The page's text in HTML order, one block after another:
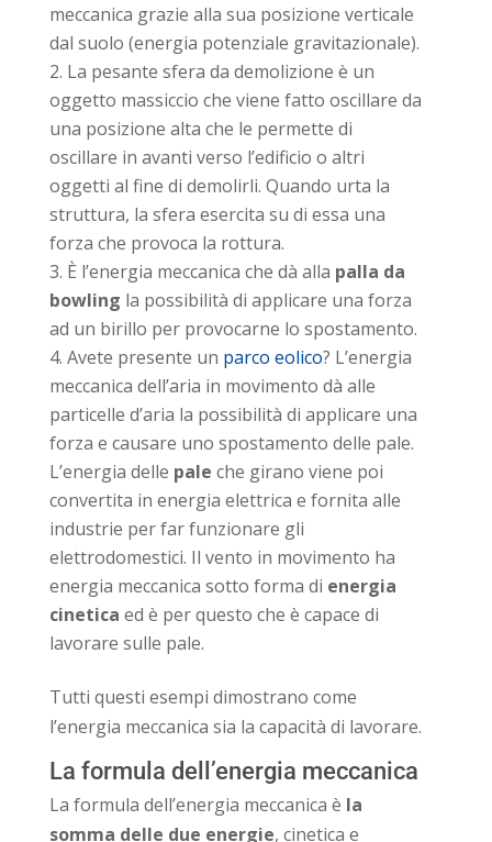
meccanica grazie alla sua posizione verticale
dal suolo (energia potenziale gravitazionale).
La pesante sfera da demolizione è un
oggetto massiccio che viene fatto oscillare da
una posizione alta che le permette di
oscillare in avanti verso l’edificio o altri
oggetti al fine di demolirli. Quando urta la
struttura, la sfera esercita su di essa una
forza che provoca la rottura.
È l’energia meccanica che dà alla palla da
bowling la possibilità di applicare una forza
ad un birillo per provocarne lo spostamento.
Avete presente un parco eolico? L’energia
meccanica dell’aria in movimento dà alle
particelle d’aria la possibilità di applicare una
forza e causare uno spostamento delle pale.
L’energia delle pale che girano viene poi
convertita in energia elettrica e fornita alle
industrie per far funzionare gli
elettrodomestici. Il vento in movimento ha
energia meccanica sotto forma di energia
cinetica ed è per questo che è capace di
lavorare sulle pale.
Tutti questi esempi dimostrano come
l’energia meccanica sia la capacità di lavorare.
La formula dell’energia meccanica
La formula dell’energia meccanica è la
somma delle due energie, cinetica e